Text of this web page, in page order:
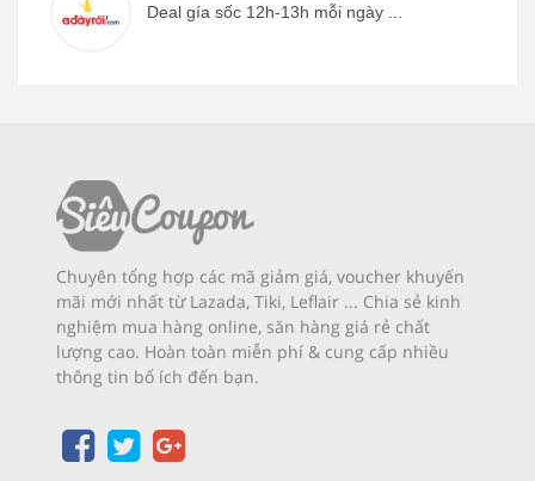
Deal gía sốc 12h-13h mỗi ngày ...
Chuyên tổng hợp các mã giảm giá, voucher khuyến
mãi mới nhất từ Lazada, Tiki, Leflair ... Chia sẻ kinh
nghiệm mua hàng online, săn hàng giá rẻ chất
lượng cao. Hoàn toàn miễn phí & cung cấp nhiều
thông tin bổ ích đến bạn.